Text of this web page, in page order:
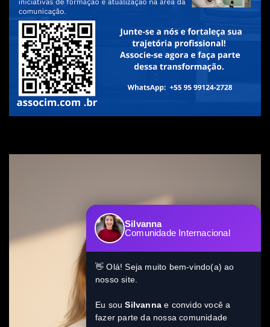
Silvanna
Comunidade Internacional
👋 Olá! Seja muito bem-vindo(a) ao
nosso site.
Eu souSilvanna e convido você a
fazer parte da nossa comunidade